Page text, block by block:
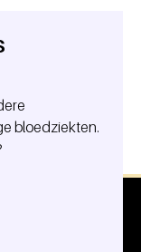
bloedziekten.